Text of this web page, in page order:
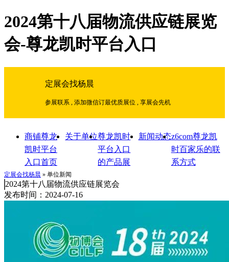
2024第十八届物流供应链展览
会-尊龙凯时平台入口
定展会找杨晨
参展联系 , 添加微信订最优质展位 , 享展会先机
商铺尊龙
凯时平台
入口首页
关于单位尊龙凯时
平台入口
的产品展
新闻动态z6com尊龙凯
时百家乐的联
系方式
定展会找杨晨 » 单位新闻
2024第十八届物流供应链展览会
发布时间：2024-07-16